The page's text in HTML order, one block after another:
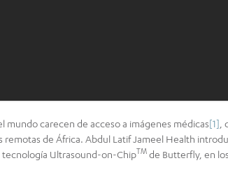
mundo carecen de acceso a imágenes médicas[1]
remotas de África. Abdul Latif Jameel Health
tecnología Ultrasound-on-ChipTM de Butterfly, en